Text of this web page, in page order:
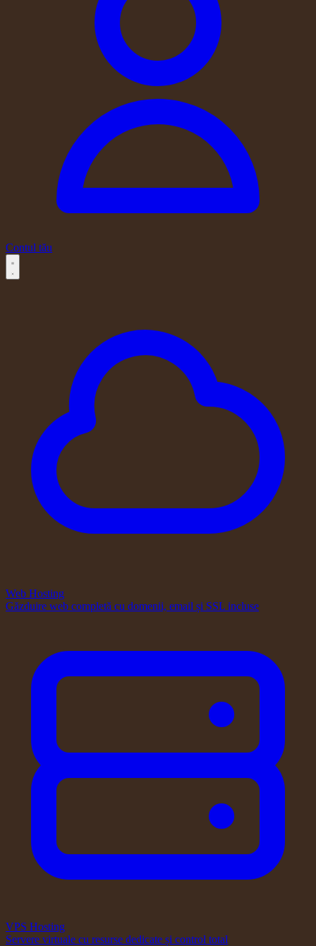
Contul tău
Web Hosting
Găzduire web completă cu domenii, email și SSL incluse
VPS Hosting
Servere virtuale cu resurse dedicate și control total